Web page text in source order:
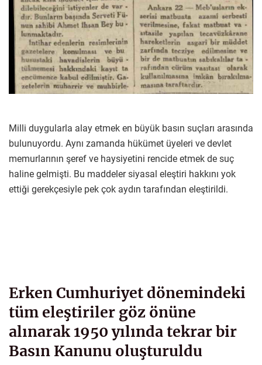
Milli duygularla alay etmek en büyük basın suçları arasında
bulunuyordu. Aynı zamanda hükümet üyeleri ve devlet
memurlarının şeref ve haysiyetini rencide etmek de suç
haline gelmişti. Bu maddeler siyasal eleştiri hakkını yok
ettiği gerekçesiyle pek çok aydın tarafından eleştirildi.
Erken Cumhuriyet dönemindeki
tüm eleştiriler göz önüne
alınarak 1950 yılında tekrar bir
Basın Kanunu oluşturuldu